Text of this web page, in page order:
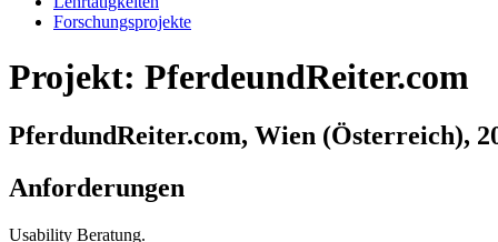
Forschungsprojekte
Projekt: PferdeundReiter.com
PferdundReiter.com, Wien (Österreich),
Anforderungen
Usability Beratung.